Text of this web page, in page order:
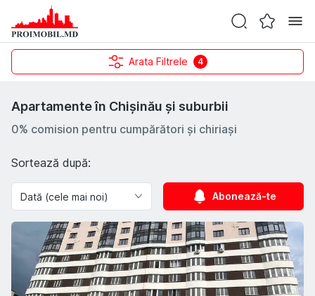
Arata Filtrele 4
Apartamente în Chișinău și suburbii
0% comision pentru cumpărători și chiriași
Sortează după:
Abonează-te